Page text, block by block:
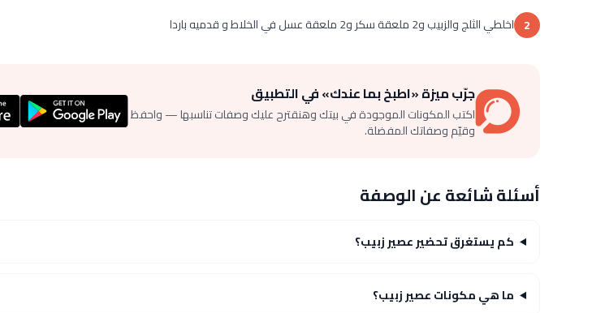
2 اخلطي الثلج والزبيب و2 ملعقة سكر و2 ملعقة عسل في الخلاط و قدميه باردا
جرّب ميزة «اطبخ بما عندك» في التطبيق
اكتب المكونات الموجودة في بيتك وهنقترح عليك وصفات تناسبها — واحفظ
وقيّم وصفاتك المفضلة.
أسئلة شائعة عن الوصفة
كم يستغرق تحضير عصير زبيب؟
ما هي مكونات عصير زبيب؟